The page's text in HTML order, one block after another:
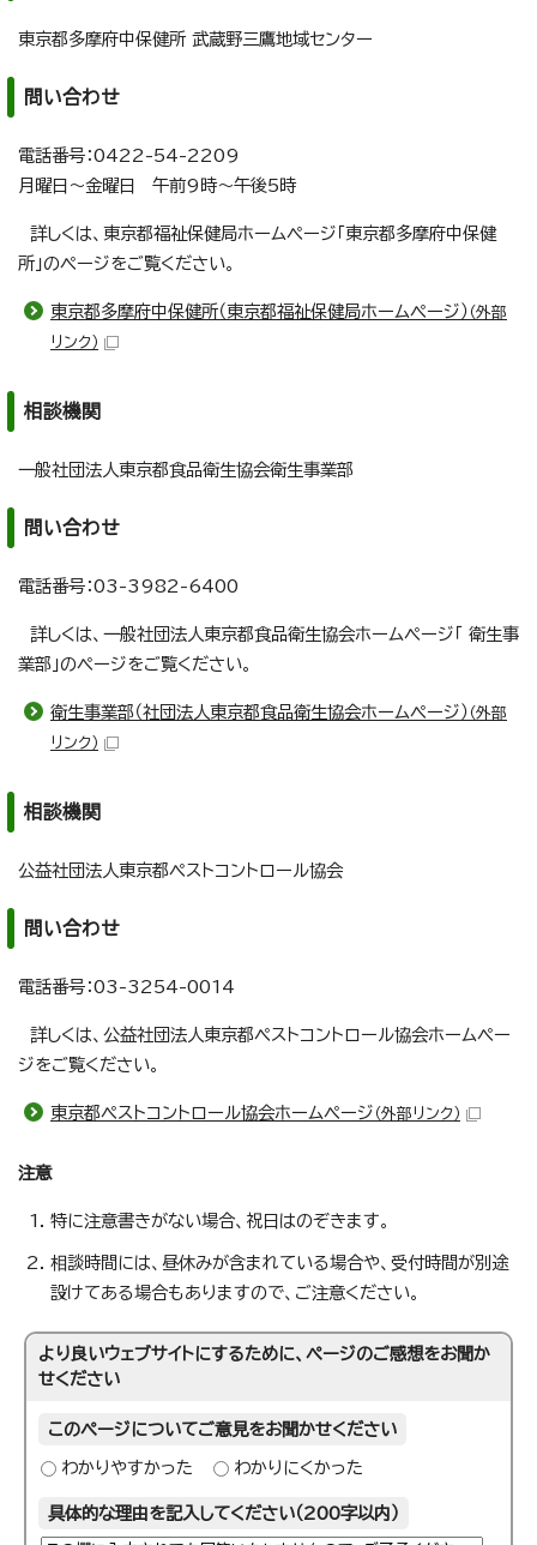
東京都多摩府中保健所 武蔵野三鷹地域センター
問い合わせ
電話番号：0422-54-2209
月曜日～金曜日 午前9時～午後5時
詳しくは、東京都福祉保健局ホームページ「東京都多摩府中保健
所」のページをご覧ください。
東京都多摩府中保健所（東京都福祉保健局ホームページ） （外部
リンク）
相談機関
一般社団法人東京都食品衛生協会衛生事業部
問い合わせ
電話番号：03-3982-6400
詳しくは、一般社団法人東京都食品衛生協会ホームページ「 衛生事
業部」のページをご覧ください。
衛生事業部（社団法人東京都食品衛生協会ホームページ） （外部
リンク）
相談機関
公益社団法人東京都ペストコントロール協会
問い合わせ
電話番号：03-3254-0014
詳しくは、公益社団法人東京都ペストコントロール協会ホームペー
ジをご覧ください。
東京都ペストコントロール協会ホームページ （外部リンク）
注意
特に注意書きがない場合、祝日はのぞきます。
相談時間には、昼休みが含まれている場合や、受付時間が別途
設けてある場合もありますので、ご注意ください。
より良いウェブサイトにするために、ページのご感想をお聞か
せください
このページについてご意見をお聞かせください
わかりやすかった わかりにくかった
具体的な理由を記入してください（200字以内）